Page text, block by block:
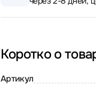
Коротко о
Артикул